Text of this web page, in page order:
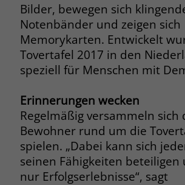
Bilder, bewegen sich
Notenbänder und zeigen sich
Memorykarten. Entwickelt
Tovertafel 2017 in den
speziell für Menschen mit
Erinnerungen wecken
Regelmäßig versammeln sich
Bewohner rund um die
spielen. „Dabei kann sich
seinen Fähigkeiten beteiligen
nur Erfolgserlebnisse“, sagt
Zweck
This cookie, set by
support Cloudflare Bot
Name JSessionID
Laufzeit Session
Zweck
Behält die Zustände des
allen Seitenanfragen bei.
Zweck Enthält eine
Name _gcl_aw
Laufzeit
Dieses Cookie wird
User über einen Klick auf
Werbeanzeige auf die
Es enthält Informationen